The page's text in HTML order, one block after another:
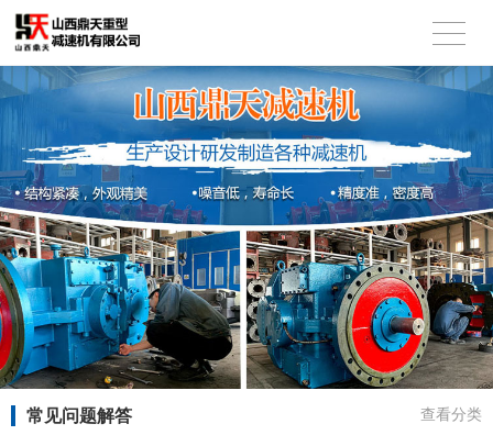
常见问题解答 查看分类